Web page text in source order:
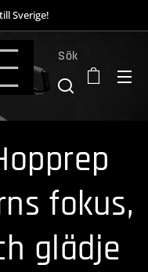
Sverige!
Sök
fokus,
glädje